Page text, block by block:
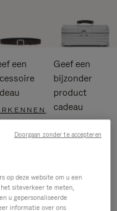
een
Geef een
bijzonder
product
cadeau
op deze website om u een
siteverkeer te meten,
u gepersonaliseerde
informatie over ons
Doorgaan zonder te accepteren